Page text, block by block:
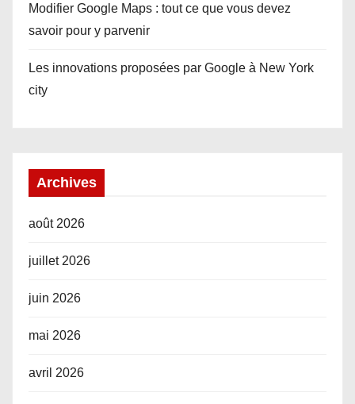
Modifier Google Maps : tout ce que vous devez
savoir pour y parvenir
Les innovations proposées par Google à New York
city
Archives
août 2026
juillet 2026
juin 2026
mai 2026
avril 2026